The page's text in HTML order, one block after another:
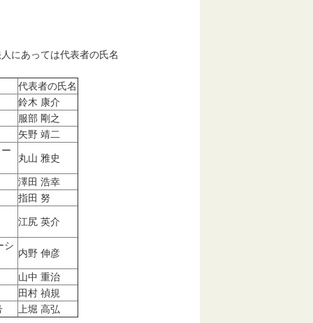
にあっては代表者の氏名
代表者の氏名
鈴木 康介
服部 剛之
矢野 靖二
丸山 雅史
澤田 浩幸
指田 努
江尻 英介
シ
内野 伸彦
山中 重治
田村 禎規
上堀 高弘